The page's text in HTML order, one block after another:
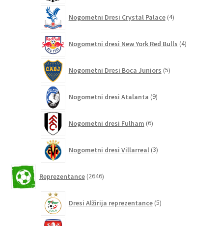
Nogometni Dresi Crystal Palace 4izdelki
Nogometni dresi New York Red Bulls 4izdelki
Nogometni Dresi Boca Juniors 5izdelkov
Nogometni dresi Atalanta 9izdelkov
Nogometni dresi Fulham 6izdelkov
Nogometni dresi Villarreal 3izdelki
Reprezentance 2646izdelkov
Dresi Alžirija reprezentance 5izdelkov